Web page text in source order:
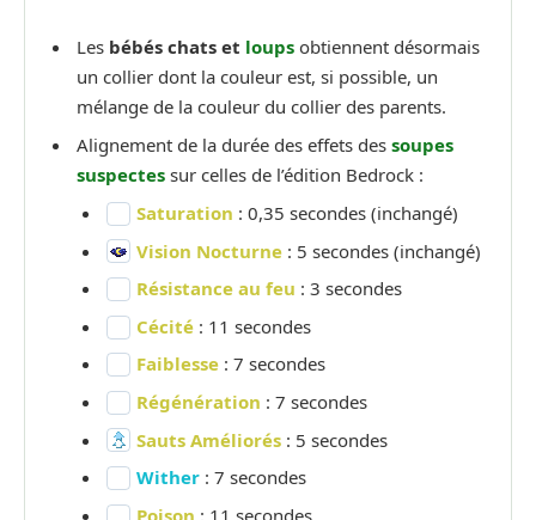
Les bébés chats et loups obtiennent désormais
un collier dont la couleur est, si possible, un
mélange de la couleur du collier des parents.
Alignement de la durée des effets des soupes
suspectes sur celles de l’édition Bedrock :
Saturation : 0,35 secondes (inchangé)
Vision Nocturne : 5 secondes (inchangé)
Résistance au feu : 3 secondes
Cécité : 11 secondes
Faiblesse : 7 secondes
Régénération : 7 secondes
Sauts Améliorés : 5 secondes
Wither : 7 secondes
Poison : 11 secondes